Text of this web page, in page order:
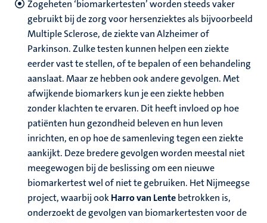
Zogeheten ‘biomarkertesten’ worden steeds vaker
gebruikt bij de zorg voor hersenziektes als bijvoorbeeld
Multiple Sclerose, de ziekte van Alzheimer of
Parkinson. Zulke testen kunnen helpen een ziekte
eerder vast te stellen, of te bepalen of een behandeling
aanslaat. Maar ze hebben ook andere gevolgen. Met
afwijkende biomarkers kun je een ziekte hebben
zonder klachten te ervaren. Dit heeft invloed op hoe
patiënten hun gezondheid beleven en hun leven
inrichten, en op hoe de samenleving tegen een ziekte
aankijkt. Deze bredere gevolgen worden meestal niet
meegewogen bij de beslissing om een nieuwe
biomarkertest wel of niet te gebruiken. Het Nijmeegse
project, waarbij ookHarro van Lentebetrokken is,
onderzoekt de gevolgen van biomarkertesten voor de